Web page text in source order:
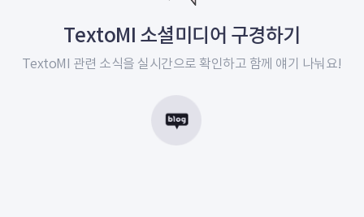
TextoMI 소셜미디어 구경하기
TextoMI 관련 소식을 실시간으로 확인하고 함께 얘기 나눠요!